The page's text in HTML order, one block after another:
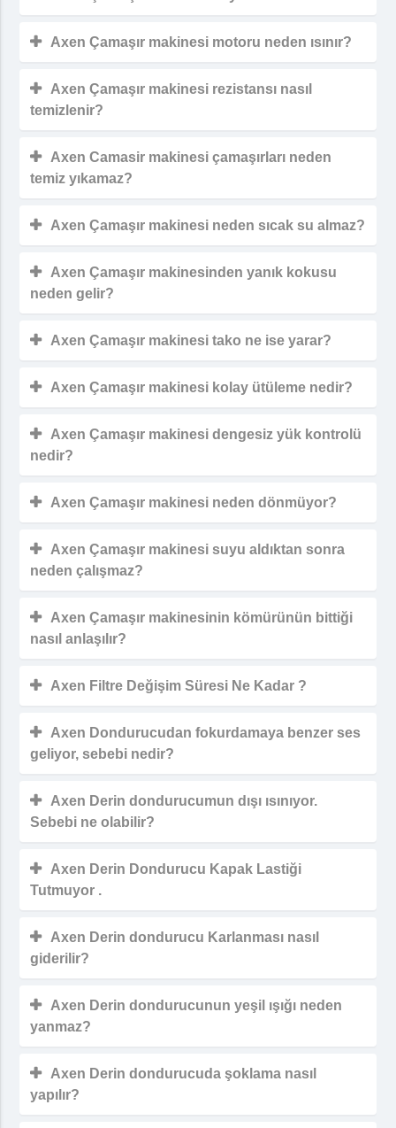
Axen Çamaşır makinesi motoru neden ısınır?
Axen Çamaşır makinesi rezistansı nasıl
temizlenir?
Axen Camasir makinesi çamaşırları neden
temiz yıkamaz?
Axen Çamaşır makinesi neden sıcak su almaz?
Axen Çamaşır makinesinden yanık kokusu
neden gelir?
Axen Çamaşır makinesi tako ne ise yarar?
Axen Çamaşır makinesi kolay ütüleme nedir?
Axen Çamaşır makinesi dengesiz yük kontrolü
nedir?
Axen Çamaşır makinesi neden dönmüyor?
Axen Çamaşır makinesi suyu aldıktan sonra
neden çalışmaz?
Axen Çamaşır makinesinin kömürünün bittiği
nasıl anlaşılır?
Axen Filtre Değişim Süresi Ne Kadar ?
Axen Dondurucudan fokurdamaya benzer ses
geliyor, sebebi nedir?
Axen Derin dondurucumun dışı ısınıyor.
Sebebi ne olabilir?
Axen Derin Dondurucu Kapak Lastiği
Tutmuyor .
Axen Derin dondurucu Karlanması nasıl
giderilir?
Axen Derin dondurucunun yeşil ışığı neden
yanmaz?
Axen Derin dondurucuda şoklama nasıl
yapılır?